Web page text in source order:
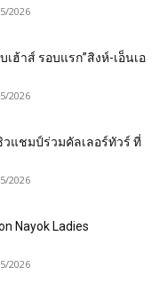
2026
ฮ้าส์ รอบแรก”สิงห์-เอ็นเอ
2026
แชมป์ร่วมคัลเลอร์ทัวร์ ที่
2026
Nayok Ladies
2026